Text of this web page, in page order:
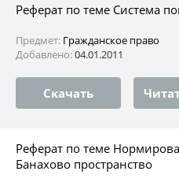
Реферат по теме Система
Предмет: Гражданское право
Добавлено:04.01.2011
Скачать
Реферат по теме
Банахово пространство